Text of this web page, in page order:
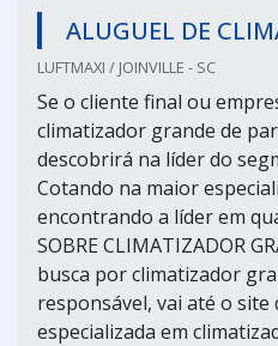
ALUGUEL DE
LUFTMAXI / JOINVILLE - SC
Se o cliente final ou
climatizador grande de
descobrirá na líder do
Cotando na maior
encontrando a líder em
SOBRE CLIMATIZADOR
busca por climatizador
responsável, vai até o site
especializada em